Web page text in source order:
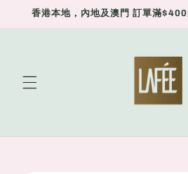
Skip to
香港本地，內地及澳門 訂單滿$400